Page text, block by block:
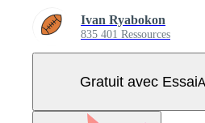
Ivan Ryabokon
835 401 Ressources
Gratuit avec Essai